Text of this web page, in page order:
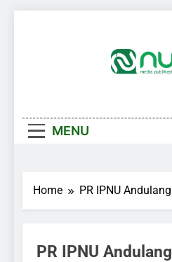
MENU
Home PR IPNU Andulang
PR IPNU Andulang